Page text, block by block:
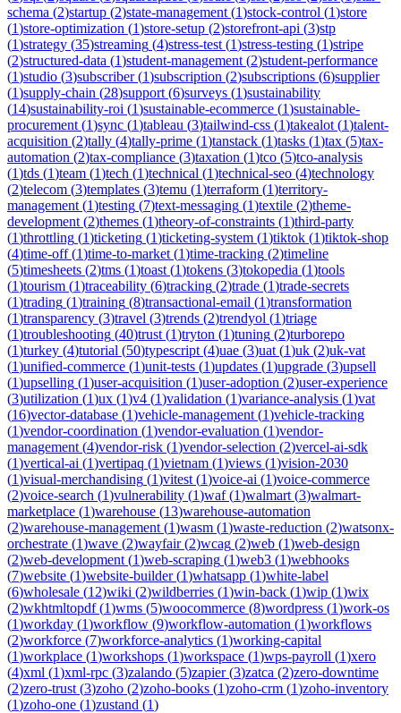
schema (2)startup (2)state-management (1)stock-control (1)store
(1)store-optimization (1)store-setup (2)storefront-api (3)stp
(1)strategy (35)streaming (4)stress-test (1)stress-testing (1)stripe
(2)structured-data (1)student-management (2)student-performance
(1)studio (3)subscriber(1)subscription (2)subscriptions (6)supplier
(1)supply-chain (28)support (6)surveys (1)sustainability
(14)sustainability-roi (1)sustainable-ecommerce (1)sustainable-
procurement (1)sync (1)tableau (3)tailwind-css (1)takealot (1)talent-
acquisition (2)tally (4)tally-prime (1)tanstack (1)tasks (1)tax (5)tax-
automation (2)tax-compliance (3)taxation (1)tco (5)tco-analysis
(1)tds (1)team (1)tech (1)technical (1)technical-seo (4)technology
(2)telecom (3)templates (3)temu (1)terraform (1)territory-
management (1)testing (7)text-messaging (1)textile (2)theme-
development (2)themes (1)theory-of-constraints (1)third-party
(1)throttling (1)ticketing (1)ticketing-system (1)tiktok (1)tiktok-shop
(4)time-off(1)time-to-market (1)time-tracking (2)timeline
(5)timesheets (2)tms (1)toast (1)tokens (3)tokopedia (1)tools
(1)tourism (1)traceability (6)tracking (2)trade (1)trade-secrets
(1)trading (1)training (8)transactional-email (1)transformation
(1)transparency (3)travel (3)trends (2)trendyol (1)triage
(1)troubleshooting (40)trust (1)tryton (1)tuning (2)turborepo
(1)turkey (4)tutorial (50)typescript (4)uae (3)uat (1)uk (2)uk-vat
(1)unified-commerce (1)unit-tests (1)updates (1)upgrade (3)upsell
(1)upselling (1)user-acquisition (1)user-adoption (2)user-experience
(3)utilization (1)ux (1)v4 (1)validation (1)variance-analysis (1)vat
(16)vector-database (1)vehicle-management (1)vehicle-tracking
(1)vendor-coordination (1)vendor-evaluation (1)vendor-
management (4)vendor-risk (1)vendor-selection (2)vercel-ai-sdk
(1)vertical-ai (1)vertipaq (1)vietnam (1)views (1)vision-2030
(1)visual-merchandising (1)vitest (1)voice-ai (1)voice-commerce
(2)voice-search (1)vulnerability (1)waf(1)walmart (3)walmart-
marketplace (1)warehouse (13)warehouse-automation
(2)warehouse-management (1)wasm (1)waste-reduction (2)watsonx-
orchestrate (1)wave (2)wayfair(2)wcag (2)web (1)web-design
(2)web-development (1)web-scraping (1)web3 (1)webhooks
(7)website (1)website-builder(1)whatsapp (1)white-label
(6)wholesale (12)wiki (2)wildberries (1)win-back (1)wip (1)wix
(2)wkhtmltopdf(1)wms (5)woocommerce (8)wordpress (1)work-os
(1)workday (1)workflow (9)workflow-automation (1)workflows
(2)workforce (7)workforce-analytics (1)working-capital
(1)workplace (1)workshops (1)workspace (1)wps-payroll (1)xero
(4)xml (1)xml-rpc (3)zalando (5)zapier(3)zatca (2)zero-downtime
(2)zero-trust (3)zoho (2)zoho-books (1)zoho-crm (1)zoho-inventory
(1)zoho-one (1)zustand (1)